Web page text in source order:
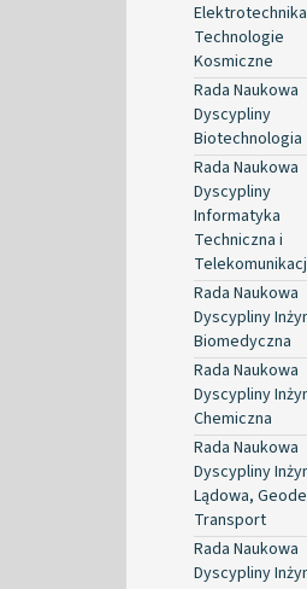
Technologie
Kosmiczne
Rada Naukowa
Dyscypliny
Biotechnologia
Rada Naukowa
Dyscypliny
Informatyka
Techniczna i
Rada Naukowa
Dyscypliny
Biomedyczna
Rada Naukowa
Dyscypliny
Chemiczna
Rada Naukowa
Dyscypliny
Lądowa,
Transport
Rada Naukowa
Dyscypliny